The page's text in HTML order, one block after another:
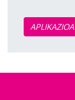
APLIKAZIOA